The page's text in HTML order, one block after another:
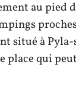
au pied
situé à
place qui